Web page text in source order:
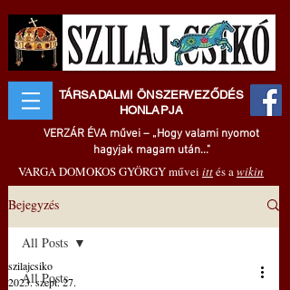
TÁRSADALMI ÖNSZERVEZŐDÉS
HONLAPJA
VERZÁR ÉVA művei – „Hogy valami nyomot
hagyjak magam után..."
VARGA DOMOKOS GYÖRGY művei ittés awikin
Bejegyzés
All Posts
All Posts
szilajcsiko
2023. szept. 27.